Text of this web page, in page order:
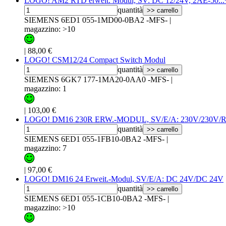
quantità >> carrello
SIEMENS 6ED1 055-1MD00-0BA2 -MFS- |
magazzino: >10
| 88,00 €
LOGO! CSM12/24 Compact Switch Modul
quantità >> carrello
SIEMENS 6GK7 177-1MA20-0AA0 -MFS- |
magazzino: 1
| 103,00 €
LOGO! DM16 230R ERW.-MODUL, SV/E/A: 230V/230V/
quantità >> carrello
SIEMENS 6ED1 055-1FB10-0BA2 -MFS- |
magazzino: 7
| 97,00 €
LOGO! DM16 24 Erweit.-Modul, SV/E/A: DC 24V/DC 24V
quantità >> carrello
SIEMENS 6ED1 055-1CB10-0BA2 -MFS- |
magazzino: >10